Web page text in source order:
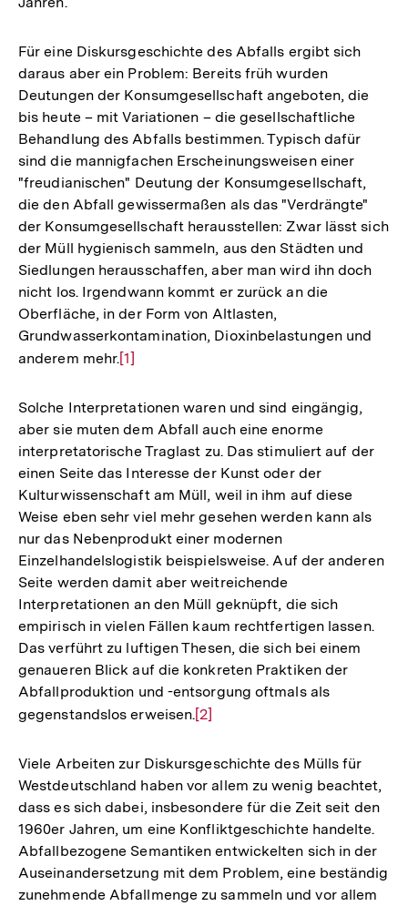
Für eine Diskursgeschichte des Abfalls ergibt sich
daraus aber ein Problem: Bereits früh wurden
Deutungen der Konsumgesellschaft angeboten, die
bis heute – mit Variationen – die gesellschaftliche
Behandlung des Abfalls bestimmen. Typisch dafür
sind die mannigfachen Erscheinungsweisen einer
"freudianischen" Deutung der Konsumgesellschaft,
die den Abfall gewissermaßen als das "Verdrängte"
der Konsumgesellschaft herausstellen: Zwar lässt sich
der Müll hygienisch sammeln, aus den Städten und
Siedlungen herausschaffen, aber man wird ihn doch
nicht los. Irgendwann kommt er zurück an die
Oberfläche, in der Form von Altlasten,
Grundwasserkontamination, Dioxinbelastungen und
anderem mehr.Zur
der
Fußnote
[1]
Solche Interpretationen waren und sind eingängig,
aber sie muten dem Abfall auch eine enorme
interpretatorische Traglast zu. Das stimuliert auf der
einen Seite das Interesse der Kunst oder der
Kulturwissenschaft am Müll, weil in ihm auf diese
Weise eben sehr viel mehr gesehen werden kann als
nur das Nebenprodukt einer modernen
Einzelhandelslogistik beispielsweise. Auf der anderen
Seite werden damit aber weitreichende
Interpretationen an den Müll geknüpft, die sich
empirisch in vielen Fällen kaum rechtfertigen lassen.
Das verführt zu luftigen Thesen, die sich bei einem
genaueren Blick auf die konkreten Praktiken der
Abfallproduktion und -entsorgung oftmals als
gegenstandslos erweisen.Zur
der
Fußnote
[2]
Viele Arbeiten zur Diskursgeschichte des Mülls für
Westdeutschland haben vor allem zu wenig beachtet,
dass es sich dabei, insbesondere für die Zeit seit den
1960er Jahren, um eine Konfliktgeschichte handelte.
Abfallbezogene Semantiken entwickelten sich in der
Auseinandersetzung mit dem Problem, eine beständig
zunehmende Abfallmenge zu sammeln und vor allem